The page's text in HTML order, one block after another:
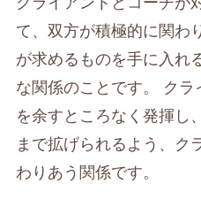
て、双方が積極的に関わ
が求めるものを手に入れ
な関係のことです。 ク
を余すところなく発揮し
まで拡げられるよう、ク
わりあう関係です。